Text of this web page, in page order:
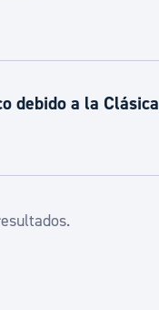
debido a la Clásica